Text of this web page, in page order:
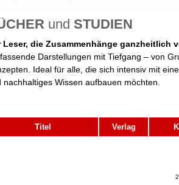
und STUDIEN
Leser, die Zusammenhänge ganzheitlich
Darstellungen mit Tiefgang – von
Ideal für alle, die sich intensiv mit
nachhaltiges Wissen aufbauen möchten.
Titel Verlag